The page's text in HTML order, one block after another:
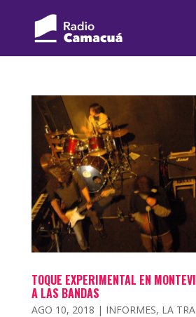
TOQUE EXPERIMENTAL EN
A LAS BANDAS
AGO 10, 2018 | INFORMES, LA